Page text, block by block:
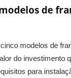
de
modelos de
do investimento
para